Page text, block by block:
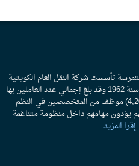
تأسست شركة النقل العام الكويتية
بموجب المرسوم الأميري رقم (60) سنة 1962 وقد بلغ إجمالي عدد العاملين بها
حسب آخر إحصائية لعام 2016 (4,207) موظف من المتخصصين في النظم
يؤدون مهامهم داخل منظومة متناغمة
إقرا المزيد